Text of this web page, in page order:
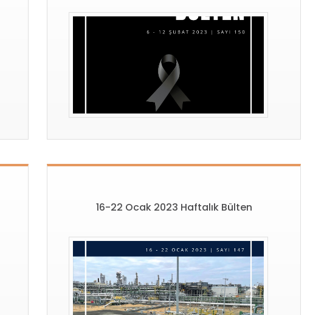
16-22 Ocak 2023 Haftalık Bülten